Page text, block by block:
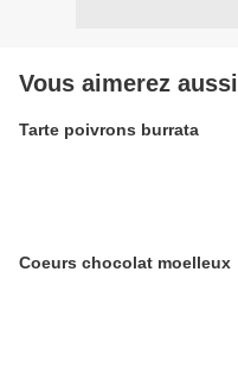
Vous aimerez aussi
Tarte poivrons burrata
Coeurs chocolat moelleux